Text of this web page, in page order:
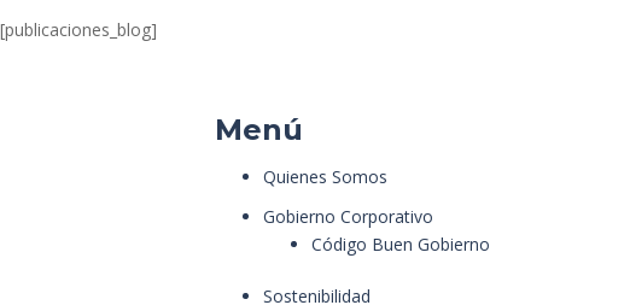
[publicaciones_blog]
Menú
Quienes Somos
Gobierno Corporativo
Código Buen Gobierno
Sostenibilidad